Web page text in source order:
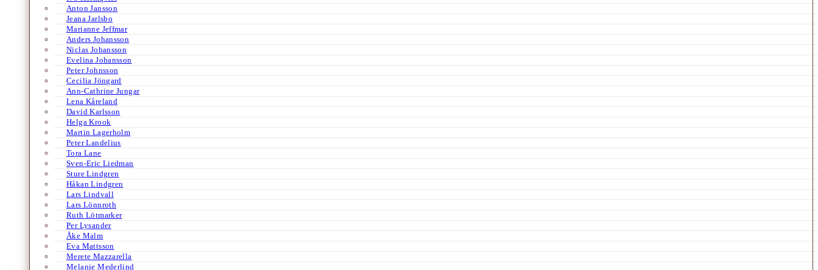
Anton Jansson
Jeana Jarlsbo
Marianne Jeffmar
Anders Johansson
Niclas Johansson
Evelina Johansson
Peter Johnsson
Cecilia Jöngard
Ann-Cathrine Jungar
Lena Kåreland
David Karlsson
Helga Krook
Martin Lagerholm
Peter Landelius
Tora Lane
Sven-Eric Liedman
Sture Lindgren
Håkan Lindgren
Lars Lindvall
Lars Lönnroth
Ruth Lötmarker
Per Lysander
Åke Malm
Eva Mattsson
Merete Mazzarella
Melanie Mederlind